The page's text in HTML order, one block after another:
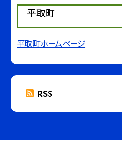
平取町
平取町ホームページ
RSS